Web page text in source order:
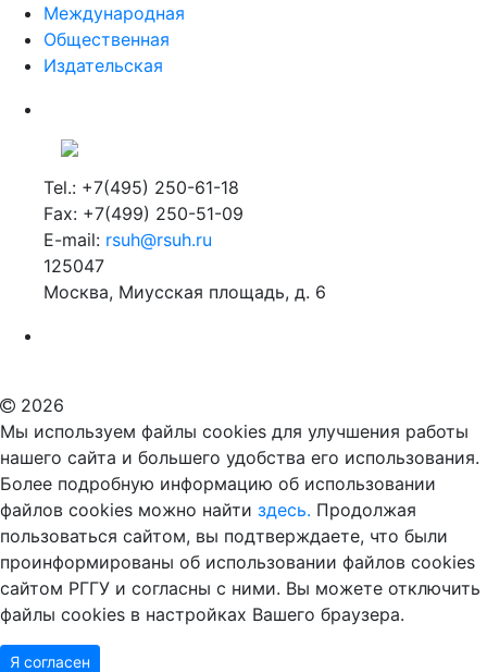
Международная
Общественная
Издательская
Tel.: +7(495) 250-61-18
Fax: +7(499) 250-51-09
E-mail: rsuh@rsuh.ru
125047
Москва, Миусская площадь, д. 6
2026
Мы используем файлы cookies для улучшения работы
нашего сайта и большего удобства его использования.
Более подробную информацию об использовании
файлов cookies можно найти здесь. Продолжая
пользоваться сайтом, вы подтверждаете, что были
проинформированы об использовании файлов cookies
сайтом РГГУ и согласны с ними. Вы можете отключить
файлы cookies в настройках Вашего браузера.
Я согласен